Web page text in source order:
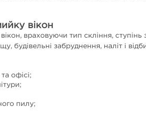
вікон
враховуючи тип скління,
будівельні забруднення, наліт і
офісі;
пилу;